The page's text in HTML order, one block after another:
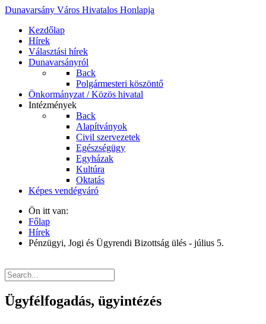
Dunavarsány Város Hivatalos Honlapja
Kezdőlap
Hírek
Választási hírek
Dunavarsányról
Back
Polgármesteri köszöntő
Önkormányzat / Közös hivatal
Intézmények
Back
Alapítványok
Civil szervezetek
Egészségügy
Egyházak
Kultúra
Oktatás
Képes vendégváró
Ön itt van:
Főlap
Hírek
Pénzügyi, Jogi és Ügyrendi Bizottság ülés - július 5.
Ügyfélfogadás, ügyintézés